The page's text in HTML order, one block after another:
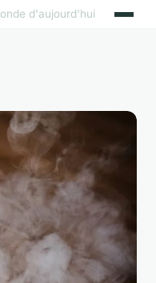
d'aujourd'hui